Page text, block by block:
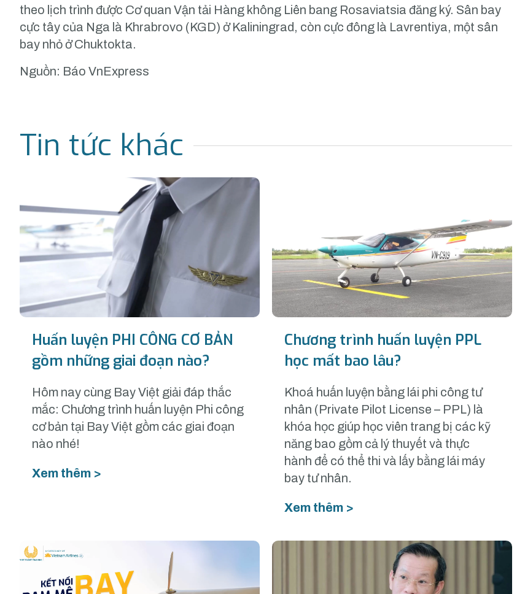
theo lịch trình được Cơ quan Vận tải Hàng không Liên bang Rosaviatsia đăng ký. Sân bay
cực tây của Nga là Khrabrovo (KGD) ở Kaliningrad, còn cực đông là Lavrentiya, một sân
bay nhỏ ở Chuktokta.
Nguồn: Báo VnExpress
Tin tức khác
Huấn luyện PHI CÔNG CƠ BẢN
gồm những giai đoạn nào?
Hôm nay cùng Bay Việt giải đáp thắc
mắc: Chương trình huấn luyện Phi công
cơ bản tại Bay Việt gồm các giai đoạn
nào nhé!
Xem thêm >
Chương trình huấn luyện PPL
học mất bao lâu?
Khoá huấn luyện bằng lái phi công tư
nhân (Private Pilot License – PPL) là
khóa học giúp học viên trang bị các kỹ
năng bao gồm cả lý thuyết và thực
hành để có thể thi và lấy bằng lái máy
bay tư nhân.
Xem thêm >